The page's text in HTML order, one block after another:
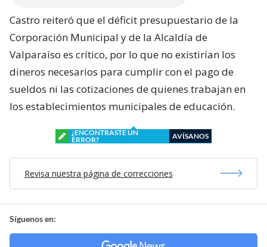
Castro reiteró que el déficit presupuestario de la
Corporación Municipal y de la Alcaldía de
Valparaíso es crítico, por lo que no existirían los
dineros necesarios para cumplir con el pago de
sueldos ni las cotizaciones de quienes trabajan en
los establecimientos municipales de educación.
¿ENCONTRASTE UN
ERROR?
AVÍSANOS
Revisa nuestra página de correcciones
Síguenos en: